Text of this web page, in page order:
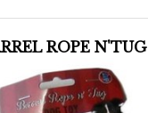
ROPE N'TUG